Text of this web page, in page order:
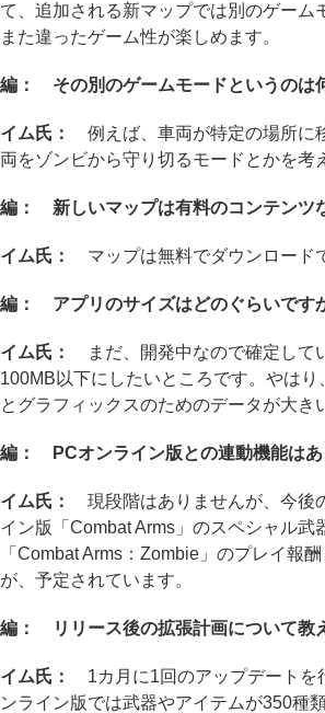
て、追加される新マップでは別のゲーム
また違ったゲーム性が楽しめます。
編： その別のゲームモードというのは
イム氏：
例えば、車両が特定の場所に
両をゾンビから守り切るモードとかを考
編： 新しいマップは有料のコンテンツ
イム氏： マップは無料でダウンロード
編： アプリのサイズはどのぐらいです
イム氏：
まだ、開発中なので確定して
100MB以下にしたいところです。やは
とグラフィックスのためのデータが大き
編： PCオンライン版との連動機能はあ
イム氏：
現段階はありませんが、今後
イン版「Combat Arms」のスペシャル武
「Combat Arms：Zombie」のプレイ報
が、予定されています。
編： リリース後の拡張計画について教
イム氏：
1カ月に1回のアップデートを
ンライン版では武器やアイテムが350種